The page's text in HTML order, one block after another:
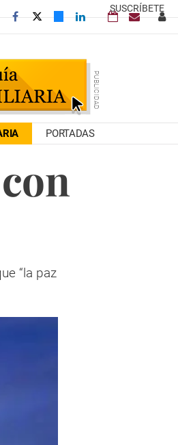
SUSCRÍBETE
PORTADAS
“la paz